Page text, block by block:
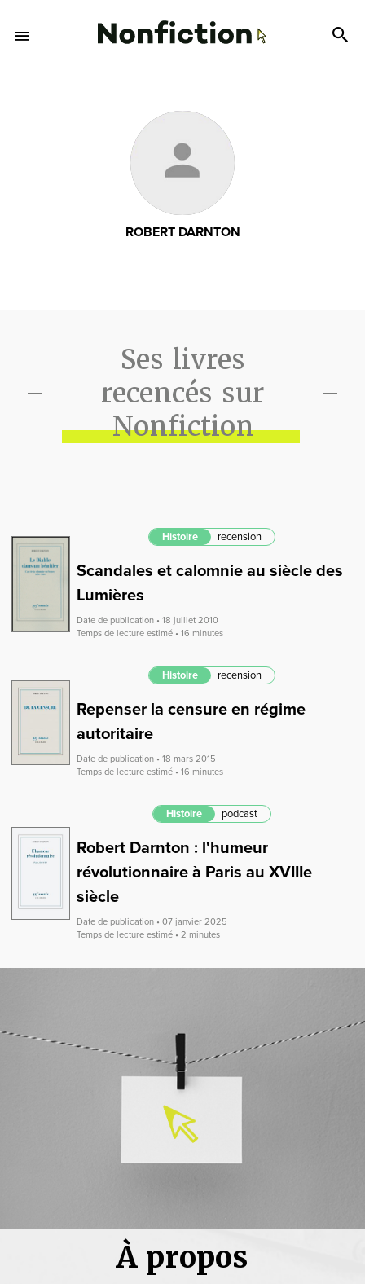
ROBERT DARNTON
Ses livres
recencés sur
Nonfiction
Histoire recension
Scandales et calomnie au siècle des
Lumières
Date de publication • 18 juillet 2010
Temps de lecture estimé • 16 minutes
Histoire recension
Repenser la censure en régime
autoritaire
Date de publication • 18 mars 2015
Temps de lecture estimé • 16 minutes
Histoire podcast
Robert Darnton : l'humeur
révolutionnaire à Paris au XVIIIe
siècle
Date de publication • 07 janvier 2025
Temps de lecture estimé • 2 minutes
À propos